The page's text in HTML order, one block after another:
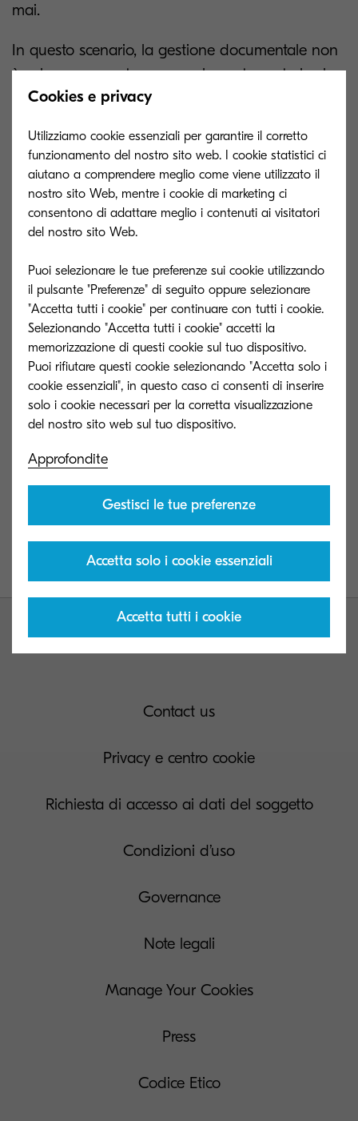
mai.
In questo scenario, la gestione documentale non
è solo un supporto, ma un elemento centrale che
abilita l'efficienza: i sistemi digitali, l'automazione
permettono di organizzare, distribuire e
condividere le informazioni in modo accurato,
efficiente e sicuro.
Per parlare di questi temi,
Circle, il punto d’incontro per chi guida il
cambiamento umano all’interno delle
organizzazioni.
Vieni a scoprire presso ildesk Kyocerale
soluzioni documentali che supportano i
dipartimenti HR nel loro percorso di evoluzione,
Scrivi a:giovanni.iaquinta@dit.kyocera.como
sergio.giodda@dit.kyocera.comper un
appuntamento senza impegno
Non mancare! Ti aspettiamo!
Contact us
Privacy e centro cookie
Richiesta di accesso ai dati del soggetto
Condizioni d’uso
Governance
Note legali
Manage Your Cookies
Press
Codice Etico
Cookies e privacy
Utilizziamo cookie essenziali per garantire il corretto
funzionamento del nostro sito web. I cookie statistici ci
aiutano a comprendere meglio come viene utilizzato il
nostro sito Web, mentre i cookie di marketing ci
consentono di adattare meglio i contenuti ai visitatori
del nostro sito Web.
Puoi selezionare le tue preferenze sui cookie utilizzando
il pulsante "Preferenze" di seguito oppure selezionare
"Accetta tutti i cookie" per continuare con tutti i cookie.
Selezionando "Accetta tutti i cookie" accetti la
memorizzazione di questi cookie sul tuo dispositivo.
Puoi rifiutare questi cookie selezionando "Accetta solo i
cookie essenziali", in questo caso ci consenti di inserire
solo i cookie necessari per la corretta visualizzazione
Approfondite
Gestisci le tue preferenze
Accetta solo i cookie essenziali
Accetta tutti i cookie